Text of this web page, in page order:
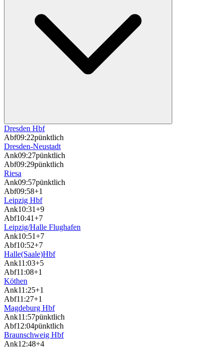
Dresden Hbf
Abf09:22pünktlich
Dresden-Neustadt
Ank09:27pünktlich
Abf09:29pünktlich
Riesa
Ank09:57pünktlich
Abf09:58+1
Leipzig Hbf
Ank10:31+9
Abf10:41+7
Leipzig/Halle Flughafen
Ank10:51+7
Abf10:52+7
Halle(Saale)Hbf
Ank11:03+5
Abf11:08+1
Köthen
Ank11:25+1
Abf11:27+1
Magdeburg Hbf
Ank11:57pünktlich
Abf12:04pünktlich
Braunschweig Hbf
Ank12:48+4